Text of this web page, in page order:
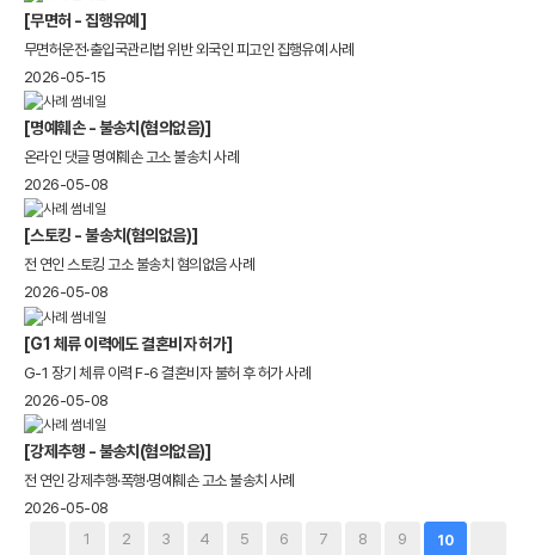
[무면허 - 집행유예]
무면허운전·출입국관리법 위반 외국인 피고인 집행유예 사례
2026-05-15
[명예훼손 - 불송치(혐의없음)]
온라인 댓글 명예훼손 고소 불송치 사례
2026-05-08
[스토킹 - 불송치(혐의없음)]
전 연인 스토킹 고소 불송치 혐의없음 사례
2026-05-08
[G1 체류 이력에도 결혼비자 허가]
G-1 장기 체류 이력 F-6 결혼비자 불허 후 허가 사례
2026-05-08
[강제추행 - 불송치(혐의없음)]
전 연인 강제추행·폭행·명예훼손 고소 불송치 사례
2026-05-08
1
2 3 4 5 6 7 8 9 10